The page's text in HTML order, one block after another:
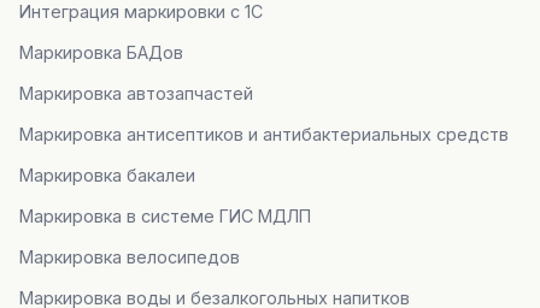
Интеграция маркировки с 1С
Маркировка БАДов
Маркировка автозапчастей
Маркировка антисептиков и антибактериальных средств
Маркировка бакалеи
Маркировка в системе ГИС МДЛП
Маркировка велосипедов
Маркировка воды и безалкогольных напитков